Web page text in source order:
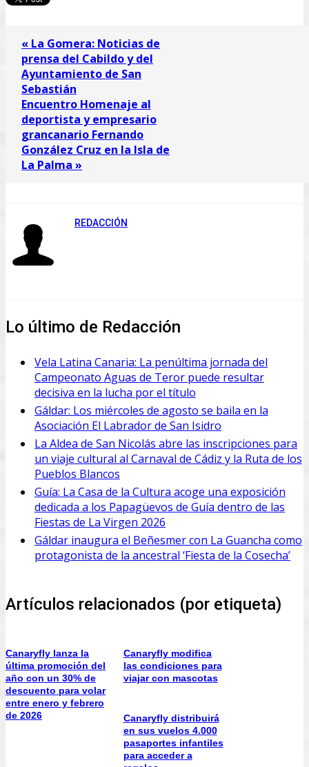
« La Gomera: Noticias de
prensa del Cabildo y del
Ayuntamiento de San
Sebastián
Encuentro Homenaje al
deportista y empresario
grancanario Fernando
González Cruz en la Isla de
La Palma »
REDACCIÓN
Lo último de Redacción
Vela Latina Canaria: La penúltima jornada del
Campeonato Aguas de Teror puede resultar
decisiva en la lucha por el título
Gáldar: Los miércoles de agosto se baila en la
Asociación El Labrador de San Isidro
La Aldea de San Nicolás abre las inscripciones para
un viaje cultural al Carnaval de Cádiz y la Ruta de los
Pueblos Blancos
Guía: La Casa de la Cultura acoge una exposición
dedicada a los Papagüevos de Guía dentro de las
Fiestas de La Virgen 2026
Gáldar inaugura el Beñesmer con La Guancha como
protagonista de la ancestral ‘Fiesta de la Cosecha’
Artículos relacionados (por etiqueta)
Canaryfly lanza la
última promoción del
año con un 30% de
descuento para volar
entre enero y febrero
de 2026
Canaryfly modifica
las condiciones para
viajar con mascotas
Canaryfly distribuirá
en sus vuelos 4.000
pasaportes infantiles
para acceder a